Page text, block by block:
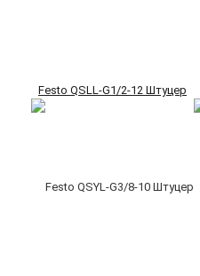
Festo QSLL-G1/2-12 Штуцер